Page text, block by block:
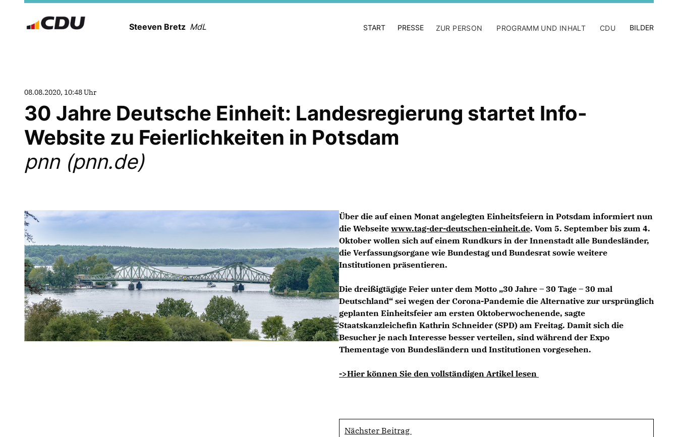
Steeven Bretz MdL START PRESSE ZUR PERSON PROGRAMM UND INHALT CDU BILDER
08.08.2020, 10:48 Uhr
30 Jahre Deutsche Einheit: Landesregierung startet Info-
Website zu Feierlichkeiten in Potsdam
pnn (pnn.de)
Über die auf einen Monat angelegten Einheitsfeiern in Potsdam informiert nun
die Webseite www.tag-der-deutschen-einheit.de. Vom 5. September bis zum 4.
Oktober wollen sich auf einem Rundkurs in der Innenstadt alle Bundesländer,
die Verfassungsorgane wie Bundestag und Bundesrat sowie weitere
Institutionen präsentieren.
Die dreißigtägige Feier unter dem Motto „30 Jahre – 30 Tage – 30 mal
Deutschland“ sei wegen der Corona-Pandemie die Alternative zur ursprünglich
geplanten Einheitsfeier am ersten Oktoberwochenende, sagte
Staatskanzleichefin Kathrin Schneider (SPD) am Freitag. Damit sich die
Besucher je nach Interesse besser verteilen, sind während der Expo
Thementage von Bundesländern und Institutionen vorgesehen.
->Hier können Sie den vollständigen Artikel lesen
Nächster Beitrag